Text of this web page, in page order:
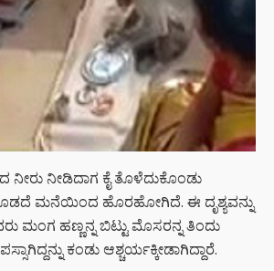
ನೀಡಿದಾಗ ಕೈ ತೊಳೆದುಕೊಂಡು
ಮನೆಯಿಂದ ಹೊರಹೋಗಿದೆ. ಈ ದೃಶ್ಯವನ್ನು
ಮಂಗ ಹಣ್ಣನ್ನ ಬಿಟ್ಟು ಮೊಸರನ್ನ ತಿಂದು
ಕಂಡು ಆಶ್ಚರ್ಯಕ್ಕೀಡಾಗಿದ್ದಾರೆ.